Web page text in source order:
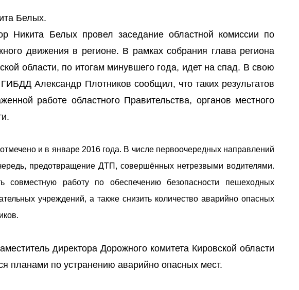
Белых.
Никита Белых провел заседание областной комиссии по
движения в регионе. В рамках собрания глава региона
области, по итогам минувшего года, идет на спад. В свою
Александр Плотников сообщил, что таких результатов
работе областного Правительства, органов местного
и в январе 2016 года. В числе первоочередных направлений
предотвращение ДТП, совершённых нетрезвыми водителями.
совместную работу по обеспечению безопасности пешеходных
учреждений, а также снизить количество аварийно опасных
директора Дорожного комитета Кировской области
планами по устранению аварийно опасных мест.